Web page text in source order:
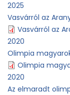
2025
Vasvárról az
Vasvárról az
2020
Olimpia
Olimpia
2020
Az elmaradt